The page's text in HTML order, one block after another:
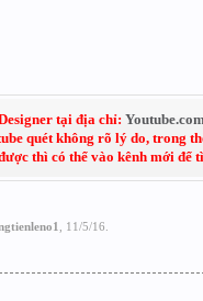
tại địa chỉ:
quét không rõ lý do, trong
thì có thể vào kênh mới để
11/5/16